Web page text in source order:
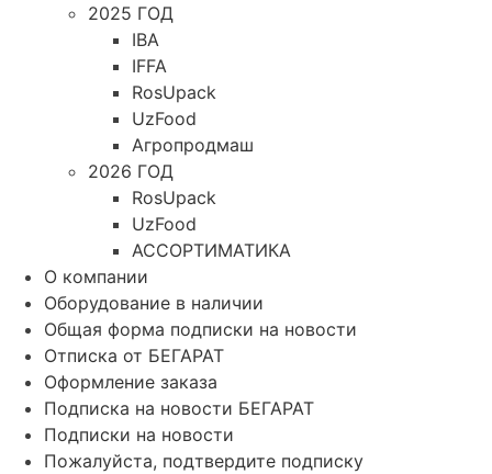
2025 ГОД
IBA
IFFA
RosUpack
UzFood
Агропродмаш
2026 ГОД
RosUpack
UzFood
АССОРТИМАТИКА
О компании
Оборудование в наличии
Общая форма подписки на новости
Отписка от БЕГАРАТ
Оформление заказа
Подписка на новости БЕГАРАТ
Подписки на новости
Пожалуйста, подтвердите подписку